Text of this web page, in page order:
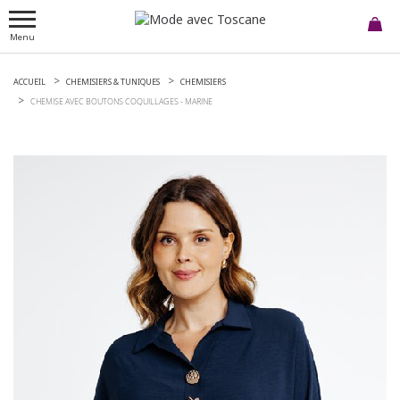
Menu
ACCUEIL CHEMISIERS & TUNIQUES
CHEMISIERS
CHEMISE AVEC BOUTONS COQUILLAGES - MARINE